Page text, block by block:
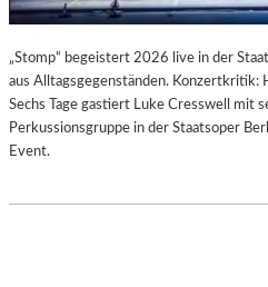
„Stomp“ begeistert 2026 live in der
aus Alltagsgegenständen. Konzertkritik:
Sechs Tage gastiert Luke Cresswell mit
Perkussionsgruppe in der Staatsoper
Event.